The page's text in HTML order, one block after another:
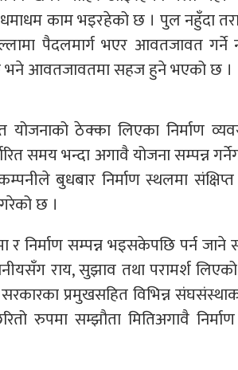
धमाधम काम भइरहेको छ । पुल नहुँदा
पैदलमार्ग भएर आवतजावत
भने आवतजावतमा सहज हुने भएको छ ।
योजनाको ठेक्का लिएका निर्माण
समय भन्दा अगावै योजना सम्पन्न
बुधबार निर्माण स्थलमा
छ ।
र निर्माण सम्पन्न भइसकेपछि पर्न
राय, सुझाव तथा परामर्श लिएको
प्रमुखसहित विभिन्न
रुपमा सम्झौता मितिअगावै